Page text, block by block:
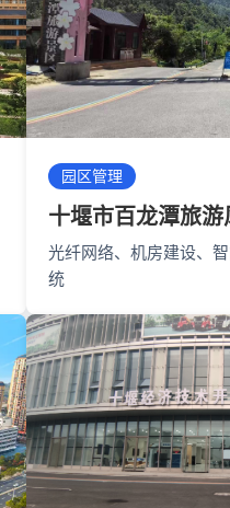
园区管理
十堰市百龙潭旅游
光纤网络、机房建设、
统